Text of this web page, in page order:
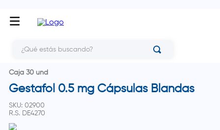
Caja 30 und
Gestafol 0.5 mg Cápsulas Blandas
SKU: 02900
R.S. DE4270